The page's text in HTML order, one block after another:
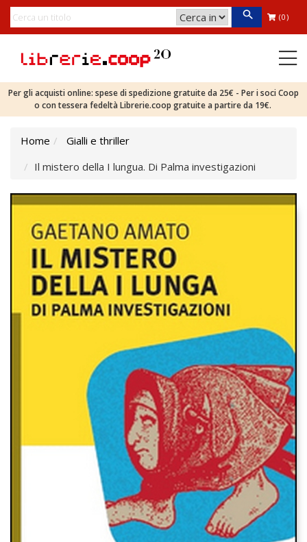
(0)
Per gli acquisti online: spese di spedizione gratuite da 25€ - Per i soci Coop
o con tessera fedeltà Librerie.coop gratuite a partire da 19€.
Home
Gialli e thriller
Il mistero della I lungua. Di Palma investigazioni